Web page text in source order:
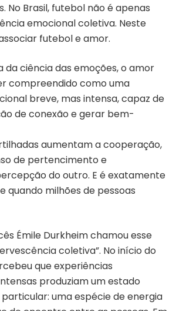
No Brasil, futebol não é apenas
emocional coletiva. Neste
futebol e amor.
da ciência das emoções, o amor
compreendido como uma
breve, mas intensa, capaz de
de conexão e gerar bem-
aumentam a cooperação,
de pertencimento e
do outro. E é exatamente
quando milhões de pessoas
Émile Durkheim chamou esse
coletiva”. No início do
que experiências
produziam um estado
uma espécie de energia